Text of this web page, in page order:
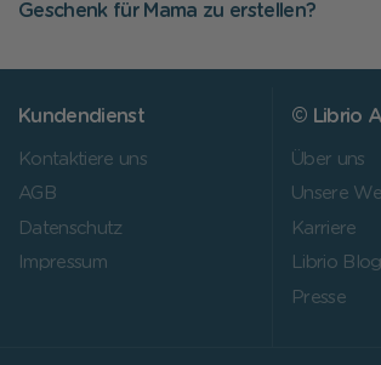
Geschenk für Mama zu erstellen?
Kundendienst
Kontaktiere uns
AGB
Datenschutz
Impressum
© Librio
Über uns
Unsere
Karriere
Librio Blog
Presse